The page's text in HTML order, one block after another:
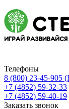
Телефоны
8 (800) 23-45-905
+7 (4852) 59-32-33
+7 (4852) 59-40-19
Заказать звонок